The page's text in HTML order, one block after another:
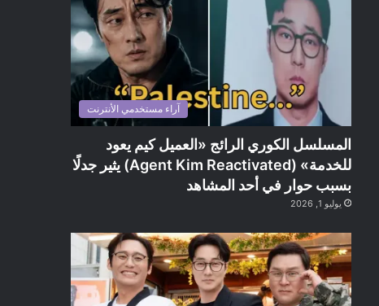
آراء مستخدمي الأنترنت
المسلسل الكوري الرائج «العميل كيم يعود
للخدمة» (Agent Kim Reactivated) يثير جدلًا
بسبب حوار في أحد المشاهد
يوليو 1, 2026